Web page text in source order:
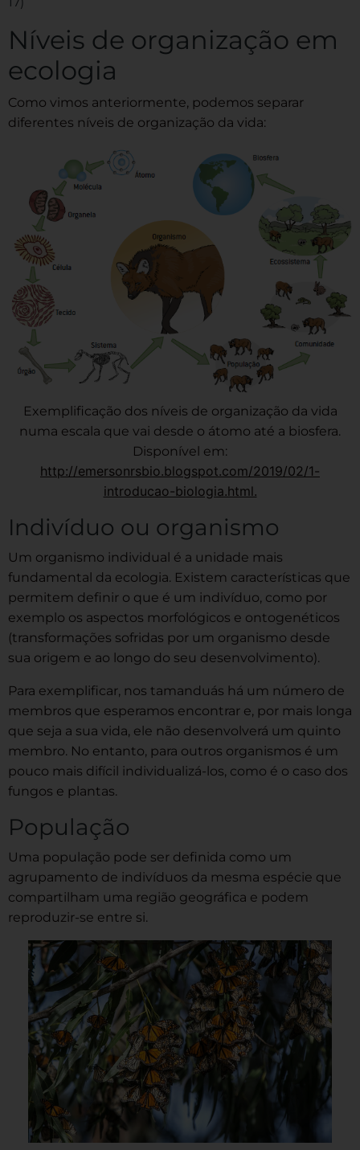
Níveis de organização em
ecologia
Como vimos anteriormente, podemos separar
diferentes níveis de organização da vida:
Exemplificação dos níveis de organização da vida
numa escala que vai desde o átomo até a biosfera.
Disponível em:
http://emersonrsbio.blogspot.com/2019/02/1-
introducao-biologia.html.
Indivíduo ou organismo
Um organismo individual é a unidade mais
fundamental da ecologia. Existem características que
permitem definir o que é um indivíduo, como por
exemplo os aspectos morfológicos e ontogenéticos
(transformações sofridas por um organismo desde
sua origem e ao longo do seu desenvolvimento).
Para exemplificar, nos tamanduás há um número de
membros que esperamos encontrar e, por mais longa
que seja a sua vida, ele não desenvolverá um quinto
membro. No entanto, para outros organismos é um
pouco mais difícil individualizá-los, como é o caso dos
fungos e plantas.
População
Uma população pode ser definida como um
agrupamento de indivíduos da mesma espécie que
compartilham uma região geográfica e podem
reproduzir-se entre si.